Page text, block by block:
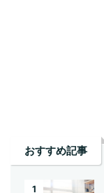
おすすめ記事
1